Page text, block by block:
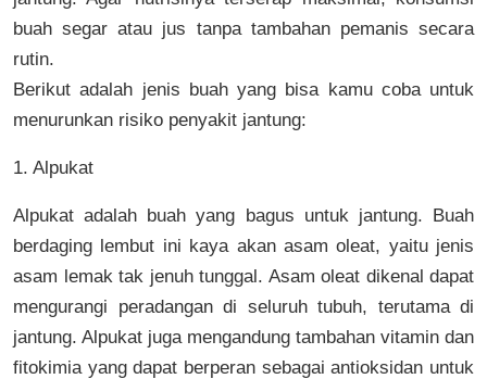
buah segar atau jus tanpa tambahan pemanis secara
rutin.
Berikut adalah jenis buah yang bisa kamu coba untuk
menurunkan risiko penyakit jantung:
1. Alpukat
Alpukat adalah buah yang bagus untuk jantung. Buah
berdaging lembut ini kaya akan asam oleat, yaitu jenis
asam lemak tak jenuh tunggal. Asam oleat dikenal dapat
mengurangi peradangan di seluruh tubuh, terutama di
jantung. Alpukat juga mengandung tambahan vitamin dan
fitokimia yang dapat berperan sebagai antioksidan untuk